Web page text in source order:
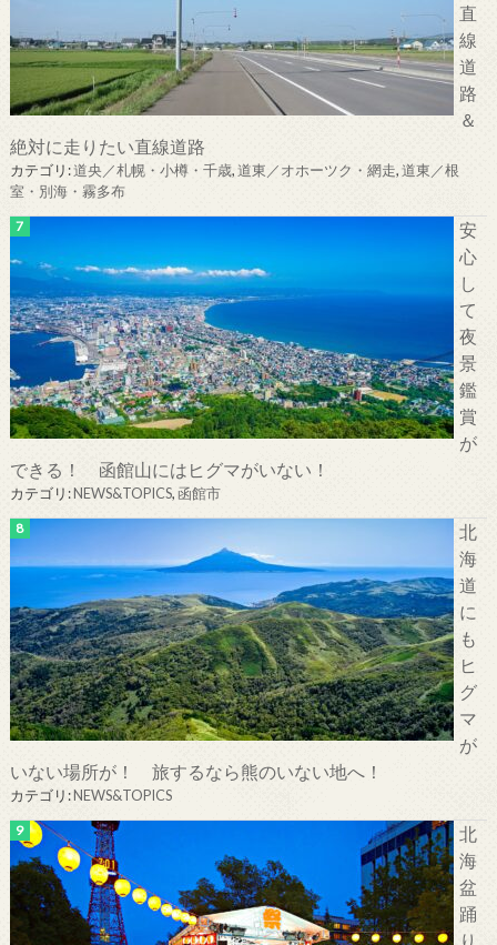
直
線
道
路
＆
絶対に走りたい直線道路
カテゴリ:道央／札幌・小樽・千歳,道東／オホーツク・網走,道東／根
室・別海・霧多布
安
心
し
て
夜
景
鑑
賞
が
できる！ 函館山にはヒグマがいない！
カテゴリ:NEWS&TOPICS,函館市
北
海
道
に
も
ヒ
グ
マ
が
いない場所が！ 旅するなら熊のいない地へ！
カテゴリ:NEWS&TOPICS
北
海
盆
踊
り